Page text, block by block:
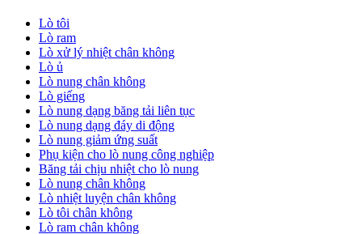
Lò tôi
Lò ram
Lò xử lý nhiệt chân không
Lò ủ
Lò nung chân không
Lò giếng
Lò nung dạng băng tải liên tục
Lò nung dạng đáy di động
Lò nung giảm ứng suất
Phụ kiện cho lò nung công nghiệp
Băng tải chịu nhiệt cho lò nung
Lò nung chân không
Lò nhiệt luyện chân không
Lò tôi chân không
Lò ram chân không